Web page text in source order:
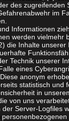
Erfolg
haben.
(500€).
Bürgerinnen
in den GWA
mit, so
Vereinen
des zugreifenden
im
Informationen
werden vielmehr
die Inhalte unserer
Technik unserer
eines
anonym
statistisch und
in
von uns
Server-Logfiles